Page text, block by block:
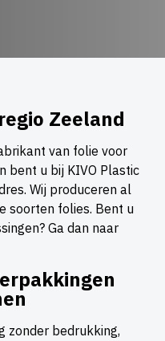
Zeeland
van folie voor
bent u bij KIVO Plastic
Wij produceren al
soorten folies. Bent u
Ga dan naar
zonder bedrukking,